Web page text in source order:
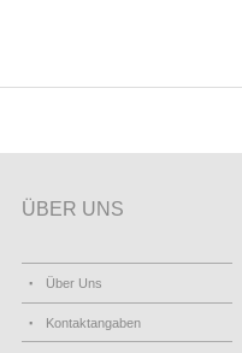
ÜBER UNS
Über Uns
Kontaktangaben